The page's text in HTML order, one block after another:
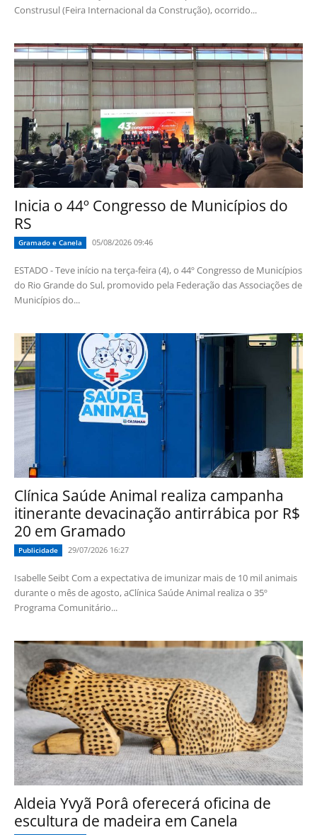
Construsul (Feira Internacional da Construção), ocorrido...
Inicia o 44º Congresso de Municípios do
RS
Gramado e Canela 05/08/2026 09:46
ESTADO - Teve início na terça-feira (4), o 44º Congresso de Municípios
do Rio Grande do Sul, promovido pela Federação das Associações de
Municípios do...
Clínica Saúde Animal realiza campanha
itinerante devacinação antirrábica por R$
20 em Gramado
Publicidade 29/07/2026 16:27
Isabelle Seibt Com a expectativa de imunizar mais de 10 mil animais
durante o mês de agosto, aClínica Saúde Animal realiza o 35º
Programa Comunitário...
Aldeia Yvyã Porâ oferecerá oficina de
escultura de madeira em Canela